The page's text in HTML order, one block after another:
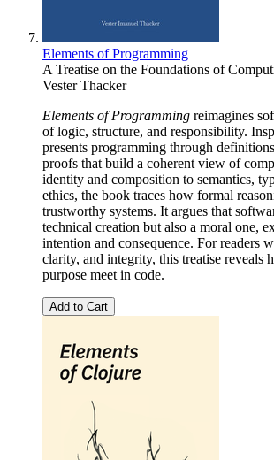
Elements of Programming
A Treatise on the Foundations of
Vester Thacker
Elements of Programming reimagines
of logic, structure, and responsibility.
presents programming through
proofs that build a coherent view of
identity and composition to semantics,
ethics, the book traces how formal
trustworthy systems. It argues that
technical creation but also a moral one,
intention and consequence. For readers
clarity, and integrity, this treatise reveals
purpose meet in code.
Add to Cart